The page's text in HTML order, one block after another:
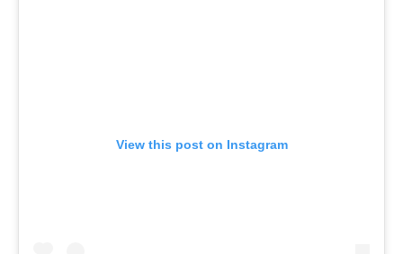
View this post on Instagram